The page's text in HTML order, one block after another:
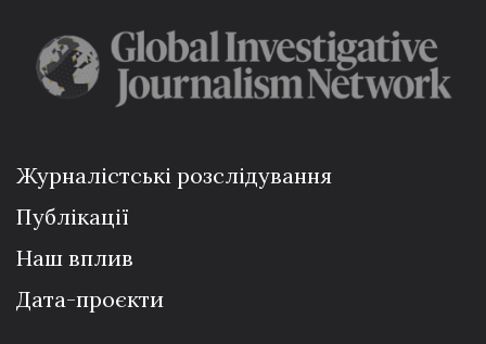
Журналістські розслідування
Публікації
Наш вплив
Дата-проєкти